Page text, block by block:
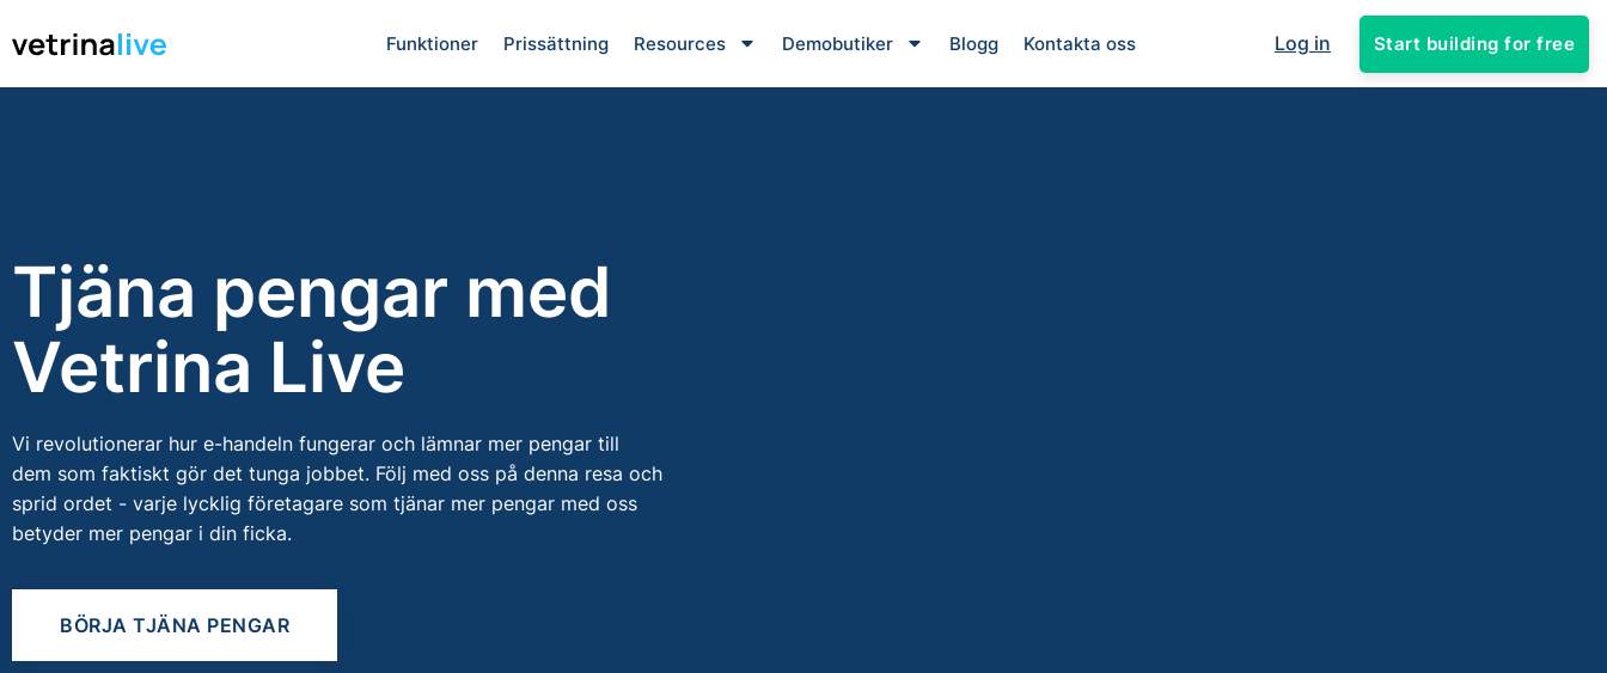
Funktioner Prissättning Resources Demobutiker Blogg Kontakta oss Log in Start building for free
Tjäna pengar med
Vetrina Live
Vi revolutionerar hur e-handeln fungerar och lämnar mer pengar till
dem som faktiskt gör det tunga jobbet. Följ med oss på denna resa och
sprid ordet - varje lycklig företagare som tjänar mer pengar med oss
betyder mer pengar i din ficka.
BÖRJA TJÄNA PENGAR